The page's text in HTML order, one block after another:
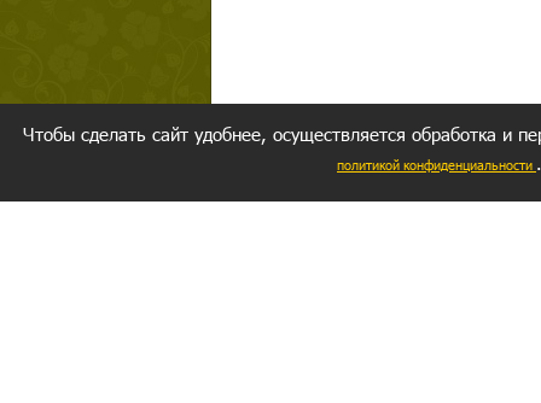
Чтобы сделать сайт удобнее, осуществляется обработка и
политикой конфиденциальности